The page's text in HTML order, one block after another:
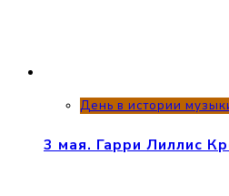
День в истории
3 мая. Гарри Лиллис